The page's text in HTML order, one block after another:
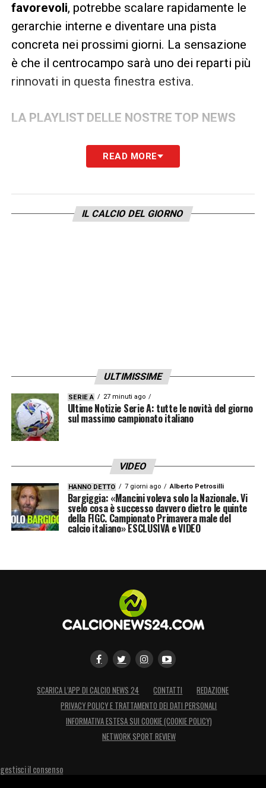
favorevoli, potrebbe scalare rapidamente le
gerarchie interne e diventare una pista
concreta nei prossimi giorni. La sensazione
è che il centrocampo sarà uno dei reparti più
rinnovati in questa finestra estiva.
LA PLAYLIST DELLE NOSTRE TOP NEWS
READ MORE
IL CALCIO DEL GIORNO
ULTIMISSIME
SERIE A 27 minuti ago
Ultime Notizie Serie A: tutte le novità del giorno
sul massimo campionato italiano
VIDEO
HANNO DETTO 7 giorni ago Alberto Petrosilli
Bargiggia: «Mancini voleva solo la Nazionale. Vi
svelo cosa è successo davvero dietro le quinte
della FIGC. Campionato Primavera male del
calcio italiano» ESCLUSIVA e VIDEO
SCARICA L’APP DI CALCIO NEWS 24 CONTATTI
REDAZIONE
PRIVACY POLICY E TRATTAMENTO DEI DATI PERSONALI
INFORMATIVA ESTESA SUI COOKIE (COOKIE POLICY)
NETWORK SPORT REVIEW
gestisci il consenso